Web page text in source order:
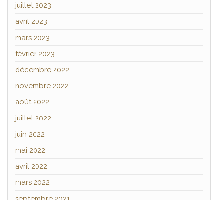
juillet 2023
avril 2023
mars 2023
février 2023
décembre 2022
novembre 2022
août 2022
juillet 2022
juin 2022
mai 2022
avril 2022
mars 2022